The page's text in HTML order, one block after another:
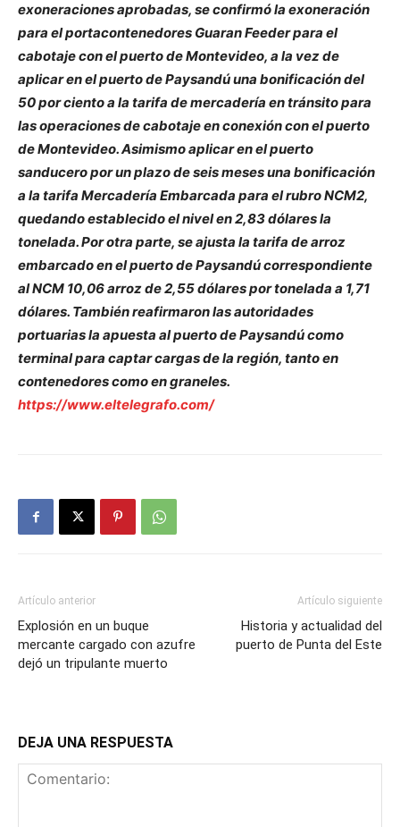
exoneraciones aprobadas, se confirmó la exoneración
para el portacontenedores Guaran Feeder para el
cabotaje con el puerto de Montevideo, a la vez de
aplicar en el puerto de Paysandú una bonificación del
50 por ciento a la tarifa de mercadería en tránsito para
las operaciones de cabotaje en conexión con el puerto
de Montevideo. Asimismo aplicar en el puerto
sanducero por un plazo de seis meses una bonificación
a la tarifa Mercadería Embarcada para el rubro NCM2,
quedando establecido el nivel en 2,83 dólares la
tonelada. Por otra parte, se ajusta la tarifa de arroz
embarcado en el puerto de Paysandú correspondiente
al NCM 10,06 arroz de 2,55 dólares por tonelada a 1,71
dólares. También reafirmaron las autoridades
portuarias la apuesta al puerto de Paysandú como
terminal para captar cargas de la región, tanto en
contenedores como en graneles.
https://www.eltelegrafo.com/
Artículo anterior
Explosión en un buque
mercante cargado con azufre
dejó un tripulante muerto
Artículo siguiente
Historia y actualidad del
puerto de Punta del Este
DEJA UNA RESPUESTA